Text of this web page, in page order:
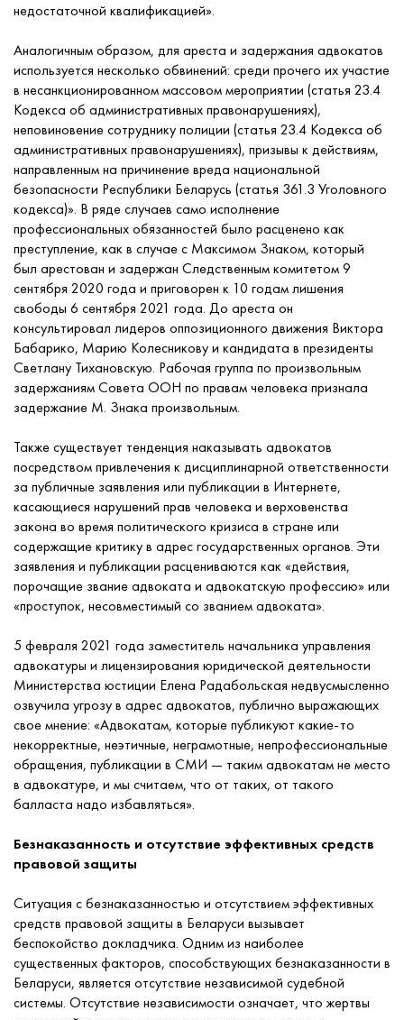
недостаточной квалификацией».
Аналогичным образом, для ареста и задержания адвокатов
используется несколько обвинений: среди прочего их участие
в несанкционированном массовом мероприятии (статья 23.4
Кодекса об административных правонарушениях),
неповиновение сотруднику полиции (статья 23.4 Кодекса об
административных правонарушениях), призывы к действиям,
направленным на причинение вреда национальной
безопасности Республики Беларусь (статья 361.3 Уголовного
кодекса)». В ряде случаев само исполнение
профессиональных обязанностей было расценено как
преступление, как в случае с Максимом Знаком, который
был арестован и задержан Следственным комитетом 9
сентября 2020 года и приговорен к 10 годам лишения
свободы 6 сентября 2021 года. До ареста он
консультировал лидеров оппозиционного движения Виктора
Бабарико, Марию Колесникову и кандидата в президенты
Светлану Тихановскую. Рабочая группа по произвольным
задержаниям Совета ООН по правам человека признала
задержание М. Знака произвольным.
Также существует тенденция наказывать адвокатов
посредством привлечения к дисциплинарной ответственности
за публичные заявления или публикации в Интернете,
касающиеся нарушений прав человека и верховенства
закона во время политического кризиса в стране или
содержащие критику в адрес государственных органов. Эти
заявления и публикации расцениваются как «действия,
порочащие звание адвоката и адвокатскую профессию» или
«проступок, несовместимый со званием адвоката».
5 февраля 2021 года заместитель начальника управления
адвокатуры и лицензирования юридической деятельности
Министерства юстиции Елена Радабольская недвусмысленно
озвучила угрозу в адрес адвокатов, публично выражающих
свое мнение: «Адвокатам, которые публикуют какие-то
некорректные, неэтичные, неграмотные, непрофессиональные
обращения, публикации в СМИ — таким адвокатам не место
в адвокатуре, и мы считаем, что от таких, от такого
балласта надо избавляться».
Безнаказанность и отсутствие эффективных средств
правовой защиты
Ситуация с безнаказанностью и отсутствием эффективных
средств правовой защиты в Беларуси вызывает
беспокойство докладчика. Одним из наиболее
существенных факторов, способствующих безнаказанности в
Беларуси, является отсутствие независимой судебной
системы. Отсутствие независимости означает, что жертвы